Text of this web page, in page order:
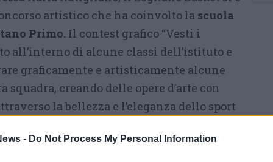
- Do Not Process My Personal Information
artistico che ha coinvolto la scuola
Primo. Il contest grafico “Vesti i
all’interno di alcune classi dell’istituto e
graficamente e artisticamente alcune
squadra, creando delle opere d’arte con
la bellezza e l’eleganza dello sport
mettere in luce anche le conoscenze